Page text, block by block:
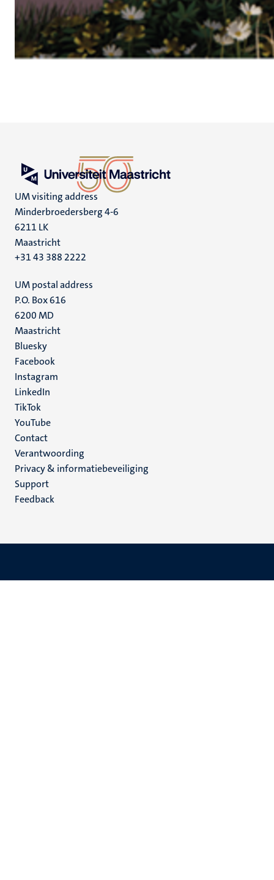
UM visiting address
Minderbroedersberg 4-6
6211 LK
Maastricht
+31 43 388 2222
UM postal address
P.O. Box 616
6200 MD
Maastricht
Social
media
Bluesky
Facebook
Instagram
LinkedIn
TikTok
YouTube
Menu
footer
(NL)
Contact
Verantwoording
Privacy & informatiebeveiliging
Support
Feedback